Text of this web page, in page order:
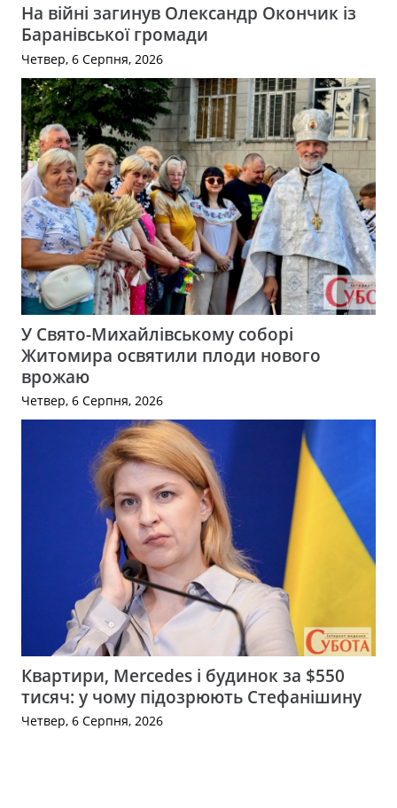
На війні загинув Олександр Окончик із
Баранівської громади
Четвер, 6 Серпня, 2026
У Свято-Михайлівському соборі
Житомира освятили плоди нового
врожаю
Четвер, 6 Серпня, 2026
Квартири, Mercedes і будинок за $550
тисяч: у чому підозрюють Стефанішину
Четвер, 6 Серпня, 2026